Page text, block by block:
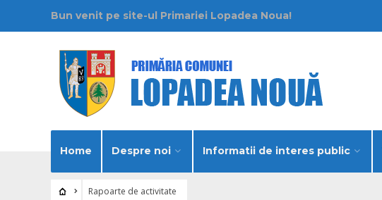
Bun venit pe site-ul Primariei Lopadea Noua!
Home Despre noi Informatii de interes public
Rapoarte de activitate